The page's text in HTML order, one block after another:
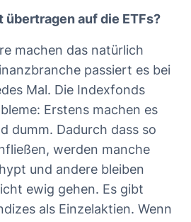
auf die ETFs?
machen das natürlich
passiert es bei
Mal. Die Indexfonds
Erstens machen es
dumm. Dadurch dass so
werden manche
und andere bleiben
ewig gehen. Es gibt
als Einzelaktien. Wenn